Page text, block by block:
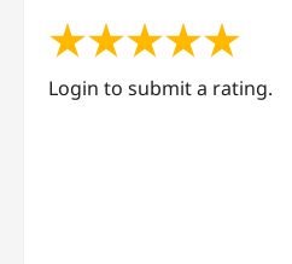
★★★★★
Login to submit a rating.